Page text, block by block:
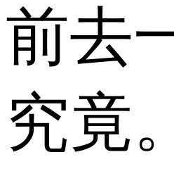
前去
究竟。